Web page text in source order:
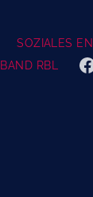
SOZIALES
RBL